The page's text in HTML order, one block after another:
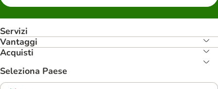
Servizi
Vantaggi
Acquisti
Seleziona Paese